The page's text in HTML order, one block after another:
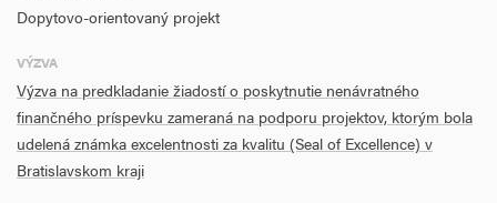
Dopytovo-orientovaný projekt
VÝZVA
Výzva na predkladanie žiadostí o poskytnutie nenávratného
finančného príspevku zameraná na podporu projektov, ktorým bola
udelená známka excelentnosti za kvalitu (Seal of Excellence) v
Bratislavskom kraji